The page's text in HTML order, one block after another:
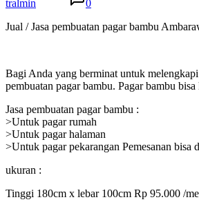
tralmin
0
Jual / Jasa pembuatan pagar bambu
Bagi Anda yang berminat untuk
pembuatan pagar bambu. Pagar bambu
Jasa pembuatan pagar bambu :
>Untuk pagar rumah
>Untuk pagar halaman
>Untuk pagar pekarangan Pemesanan bisa
ukuran :
Tinggi 180cm x lebar 100cm Rp 95.000 /